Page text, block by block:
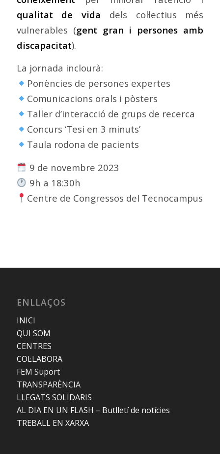
qualitat de vida dels col·lectius més
vulnerables (gent gran i persones amb
discapacitat).
La jornada inclourà:
Ponències de persones expertes
Comunicacions orals i pòsters
Taller d’interacció de grups de recerca
Concurs ‘Tesi en 3 minuts’
Taula rodona de pacients
9 de novembre 2023
9h a 18:30h
Centre de Congressos del Tecnocampus
ENLLAÇOS
INICI
QUI SOM
CENTRES
COL·LABORA
FEM Suport
TRANSPARÈNCIA
LLEGATS SOLIDARIS
AL DIA EN UN FLASH – Butlletí de notícies
TREBALL EN XARXA